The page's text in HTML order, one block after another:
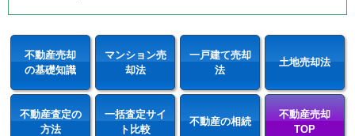
不動産売却
の基礎知識
マンション売
却法
一戸建て売却
法
土地売却法
不動産査定の
方法
一括査定サイ
ト比較
不動産の相続
不動産売却
TOP